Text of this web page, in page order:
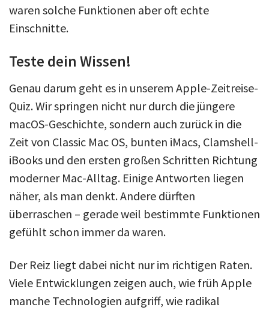
waren solche Funktionen aber oft echte
Einschnitte.
Teste dein Wissen!
Genau darum geht es in unserem Apple-Zeitreise-
Quiz. Wir springen nicht nur durch die jüngere
macOS-Geschichte, sondern auch zurück in die
Zeit von Classic Mac OS, bunten iMacs, Clamshell-
iBooks und den ersten großen Schritten Richtung
moderner Mac-Alltag. Einige Antworten liegen
näher, als man denkt. Andere dürften
überraschen – gerade weil bestimmte Funktionen
gefühlt schon immer da waren.
Der Reiz liegt dabei nicht nur im richtigen Raten.
Viele Entwicklungen zeigen auch, wie früh Apple
manche Technologien aufgriff, wie radikal